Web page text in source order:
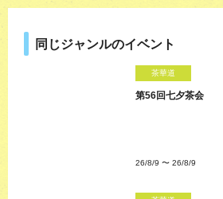
同じジャンルのイベント
茶華道
第56回七夕茶会
26/8/9 〜 26/8/9